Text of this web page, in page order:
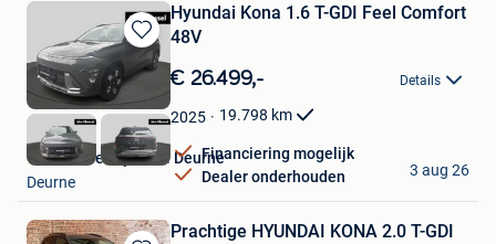
Bewaren
in
Mijn
Favorieten
Hyundai Kona 1.6 T-GDI Feel Comfort
48V
€ 26.499,- Details
2025 19.798 km
Financiering mogelijk
Dealer onderhouden
Van Mossel Hyundai Deurne
Deurne
3 aug 26
Prachtige HYUNDAI KONA 2.0 T-GDI